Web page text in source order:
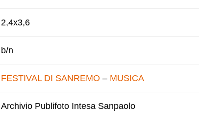
2,4x3,6
b/n
FESTIVAL DI SANREMO – MUSICA
Archivio Publifoto Intesa Sanpaolo